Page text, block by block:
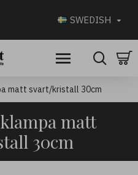
SWEDISH
matt svart/kristall 30cm
matt
30cm